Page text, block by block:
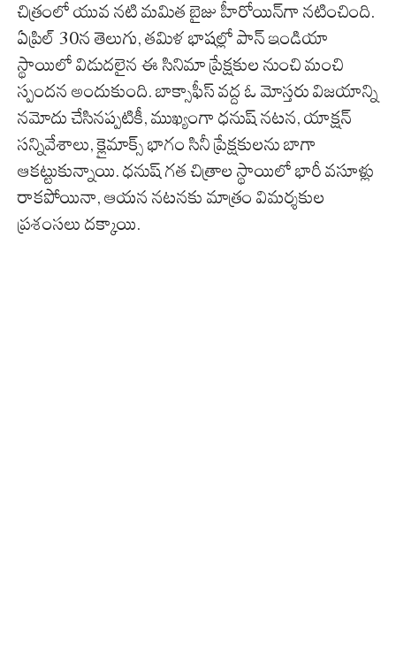
చిత్రంలో యువ నటి మమిత బైజు హీరోయిన్‌గా నటించింది.
ఏప్రిల్ 30న తెలుగు, తమిళ భాషల్లో పాన్ ఇండియా
స్థాయిలో విడుదలైన ఈ సినిమా ప్రేక్షకుల నుంచి మంచి
స్పందన అందుకుంది. బాక్సాఫీస్ వద్ద ఓ మోస్తరు విజయాన్ని
నమోదు చేసినప్పటికీ, ముఖ్యంగా ధనుష్ నటన, యాక్షన్
సన్నివేశాలు, క్లైమాక్స్ భాగం సినీ ప్రేక్షకులను బాగా
ఆకట్టుకున్నాయి. ధనుష్ గత చిత్రాల స్థాయిలో భారీ వసూళ్లు
రాకపోయినా, ఆయన నటనకు మాత్రం విమర్శకుల
ప్రశంసలు దక్కాయి.